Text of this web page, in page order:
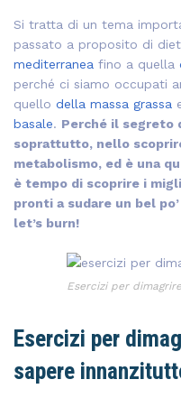
Si tratta di un tema
passato a proposito di
mediterranea fino a quella
perché ci siamo occupati
quello della massa grassa
basale. Perché il segreto
soprattutto, nello
metabolismo, ed è una
è tempo di scoprire i
pronti a sudare un bel
let’s burn!
Esercizi per
Esercizi per
sapere